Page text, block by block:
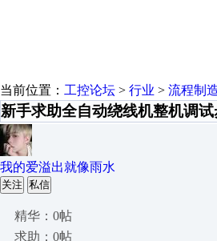
当前位置： 工控论坛 > 行业 > 流程制
新手求助全自动绕线机整机调
我的爱溢出就像雨水
关注 私信
精华：0帖
求助：0帖